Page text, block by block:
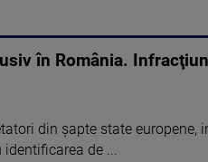
în România.
din şapte state europene,
identificarea de ...